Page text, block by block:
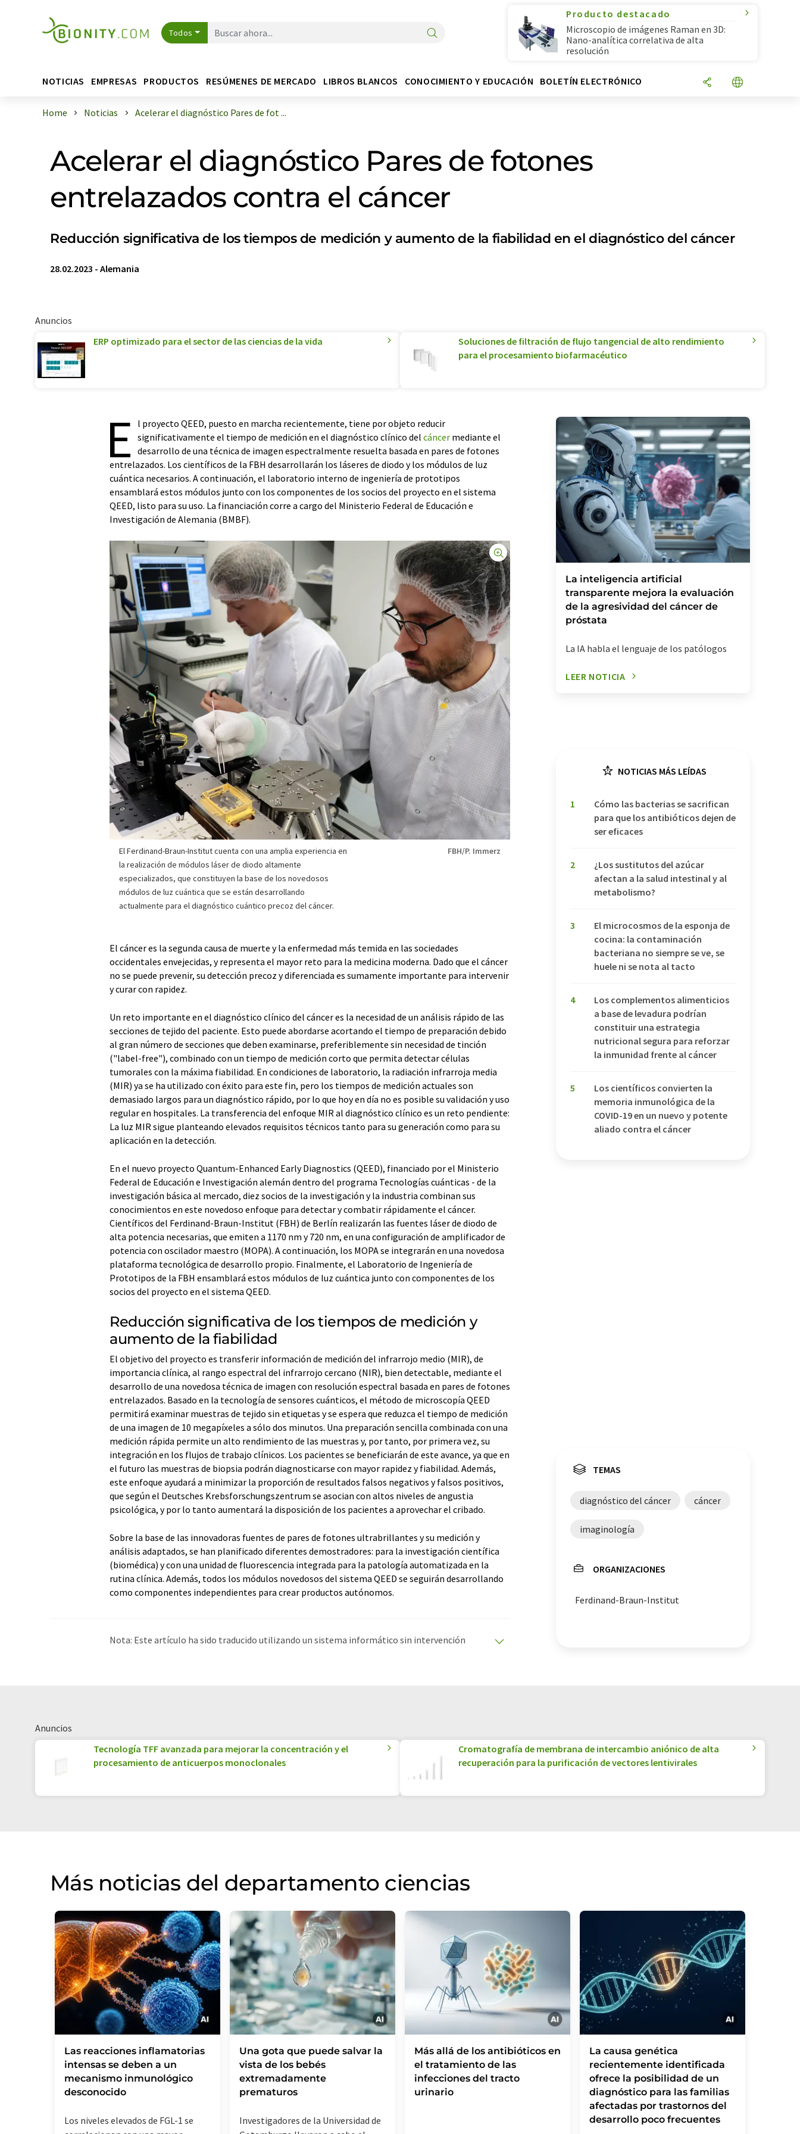
Todos
Producto destacado
Microscopio de imágenes Raman en 3D:
Nano-analítica correlativa de alta
resolución
NOTICIAS EMPRESAS PRODUCTOS RESÚMENES DE MERCADO LIBROS BLANCOS CONOCIMIENTO Y EDUCACIÓN BOLETÍN ELECTRÓNICO
Home Noticias Acelerar el diagnóstico Pares de fot ...
Acelerar el diagnóstico Pares de fotones
entrelazados contra el cáncer
Reducción significativa de los tiempos de medición y aumento de la fiabilidad en el diagnóstico del cáncer
28.02.2023 - Alemania
Anuncios
ERP optimizado para el sector de las ciencias de la vida
Soluciones de filtración de flujo tangencial de alto rendimiento
para el procesamiento biofarmacéutico
E
l proyecto QEED, puesto en marcha recientemente, tiene por objeto reducir
significativamente el tiempo de medición en el diagnóstico clínico del cáncer mediante el
desarrollo de una técnica de imagen espectralmente resuelta basada en pares de fotones
entrelazados. Los científicos de la FBH desarrollarán los láseres de diodo y los módulos de luz
cuántica necesarios. A continuación, el laboratorio interno de ingeniería de prototipos
ensamblará estos módulos junto con los componentes de los socios del proyecto en el sistema
QEED, listo para su uso. La financiación corre a cargo del Ministerio Federal de Educación e
Investigación de Alemania (BMBF).
El Ferdinand-Braun-Institut cuenta con una amplia experiencia en
la realización de módulos láser de diodo altamente
especializados, que constituyen la base de los novedosos
módulos de luz cuántica que se están desarrollando
actualmente para el diagnóstico cuántico precoz del cáncer.
FBH/P. Immerz
El cáncer es la segunda causa de muerte y la enfermedad más temida en las sociedades
occidentales envejecidas, y representa el mayor reto para la medicina moderna. Dado que el cáncer
no se puede prevenir, su detección precoz y diferenciada es sumamente importante para intervenir
y curar con rapidez.
Un reto importante en el diagnóstico clínico del cáncer es la necesidad de un análisis rápido de las
secciones de tejido del paciente. Esto puede abordarse acortando el tiempo de preparación debido
al gran número de secciones que deben examinarse, preferiblemente sin necesidad de tinción
("label-free"), combinado con un tiempo de medición corto que permita detectar células
tumorales con la máxima fiabilidad. En condiciones de laboratorio, la radiación infrarroja media
(MIR) ya se ha utilizado con éxito para este fin, pero los tiempos de medición actuales son
demasiado largos para un diagnóstico rápido, por lo que hoy en día no es posible su validación y uso
regular en hospitales. La transferencia del enfoque MIR al diagnóstico clínico es un reto pendiente:
La luz MIR sigue planteando elevados requisitos técnicos tanto para su generación como para su
aplicación en la detección.
En el nuevo proyecto Quantum-Enhanced Early Diagnostics (QEED), financiado por el Ministerio
Federal de Educación e Investigación alemán dentro del programa Tecnologías cuánticas - de la
investigación básica al mercado, diez socios de la investigación y la industria combinan sus
conocimientos en este novedoso enfoque para detectar y combatir rápidamente el cáncer.
Científicos del Ferdinand-Braun-Institut (FBH) de Berlín realizarán las fuentes láser de diodo de
alta potencia necesarias, que emiten a 1170 nm y 720 nm, en una configuración de amplificador de
potencia con oscilador maestro (MOPA). A continuación, los MOPA se integrarán en una novedosa
plataforma tecnológica de desarrollo propio. Finalmente, el Laboratorio de Ingeniería de
Prototipos de la FBH ensamblará estos módulos de luz cuántica junto con componentes de los
socios del proyecto en el sistema QEED.
Reducción significativa de los tiempos de medición y
aumento de la fiabilidad
El objetivo del proyecto es transferir información de medición del infrarrojo medio (MIR), de
importancia clínica, al rango espectral del infrarrojo cercano (NIR), bien detectable, mediante el
desarrollo de una novedosa técnica de imagen con resolución espectral basada en pares de fotones
entrelazados. Basado en la tecnología de sensores cuánticos, el método de microscopía QEED
permitirá examinar muestras de tejido sin etiquetas y se espera que reduzca el tiempo de medición
de una imagen de 10 megapíxeles a sólo dos minutos. Una preparación sencilla combinada con una
medición rápida permite un alto rendimiento de las muestras y, por tanto, por primera vez, su
integración en los flujos de trabajo clínicos. Los pacientes se beneficiarán de este avance, ya que en
el futuro las muestras de biopsia podrán diagnosticarse con mayor rapidez y fiabilidad. Además,
este enfoque ayudará a minimizar la proporción de resultados falsos negativos y falsos positivos,
que según el Deutsches Krebsforschungszentrum se asocian con altos niveles de angustia
psicológica, y por lo tanto aumentará la disposición de los pacientes a aprovechar el cribado.
Sobre la base de las innovadoras fuentes de pares de fotones ultrabrillantes y su medición y
análisis adaptados, se han planificado diferentes demostradores: para la investigación científica
(biomédica) y con una unidad de fluorescencia integrada para la patología automatizada en la
rutina clínica. Además, todos los módulos novedosos del sistema QEED se seguirán desarrollando
como componentes independientes para crear productos autónomos.
Nota: Este artículo ha sido traducido utilizando un sistema informático sin intervención
La inteligencia artificial
transparente mejora la evaluación
de la agresividad del cáncer de
próstata
La IA habla el lenguaje de los patólogos
LEER NOTICIA
NOTICIAS MÁS LEÍDAS
1
Cómo las bacterias se sacrifican
para que los antibióticos dejen de
ser eficaces
2
¿Los sustitutos del azúcar
afectan a la salud intestinal y al
metabolismo?
3
El microcosmos de la esponja de
cocina: la contaminación
bacteriana no siempre se ve, se
huele ni se nota al tacto
4
Los complementos alimenticios
a base de levadura podrían
constituir una estrategia
nutricional segura para reforzar
la inmunidad frente al cáncer
5
Los científicos convierten la
memoria inmunológica de la
COVID-19 en un nuevo y potente
aliado contra el cáncer
TEMAS
diagnóstico del cáncer cáncer
imaginología
ORGANIZACIONES
Ferdinand-Braun-Institut
Anuncios
Tecnología TFF avanzada para mejorar la concentración y el
procesamiento de anticuerpos monoclonales
Cromatografía de membrana de intercambio aniónico de alta
recuperación para la purificación de vectores lentivirales
Más noticias del departamento ciencias
Las reacciones inflamatorias
intensas se deben a un
mecanismo inmunológico
desconocido
Los niveles elevados de FGL-1 se
Una gota que puede salvar la
vista de los bebés
extremadamente
prematuros
Investigadores de la Universidad de
Más allá de los antibióticos en
el tratamiento de las
infecciones del tracto
urinario
La causa genética
recientemente identificada
ofrece la posibilidad de un
diagnóstico para las familias
afectadas por trastornos del
desarrollo poco frecuentes